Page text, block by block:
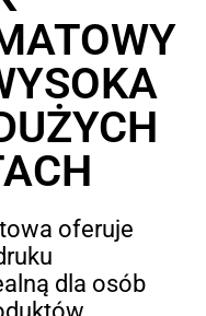
oferuje
dla osób